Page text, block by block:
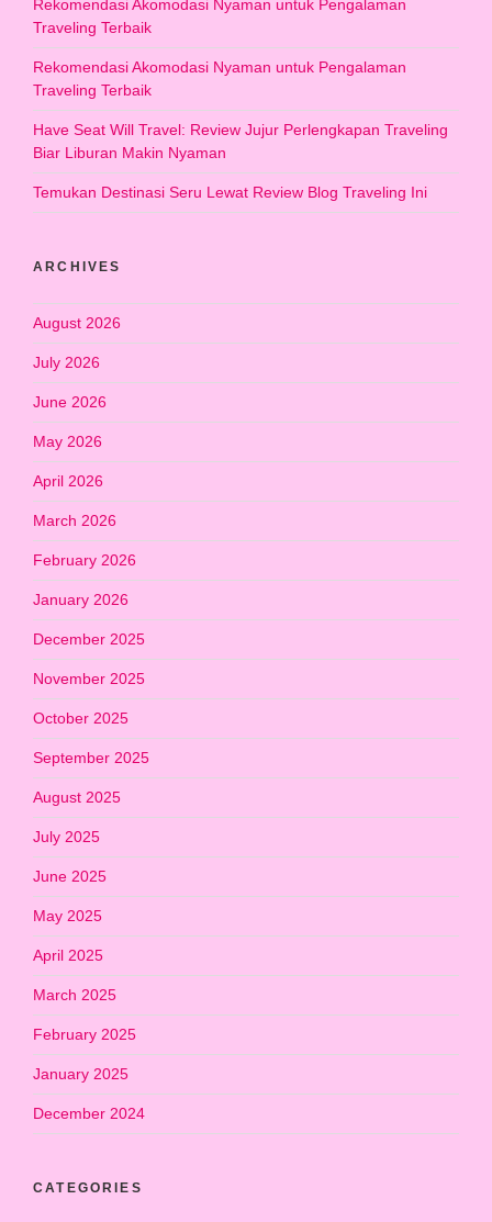
Rekomendasi Akomodasi Nyaman untuk Pengalaman
Traveling Terbaik
Rekomendasi Akomodasi Nyaman untuk Pengalaman
Traveling Terbaik
Have Seat Will Travel: Review Jujur Perlengkapan Traveling
Biar Liburan Makin Nyaman
Temukan Destinasi Seru Lewat Review Blog Traveling Ini
ARCHIVES
August 2026
July 2026
June 2026
May 2026
April 2026
March 2026
February 2026
January 2026
December 2025
November 2025
October 2025
September 2025
August 2025
July 2025
June 2025
May 2025
April 2025
March 2025
February 2025
January 2025
December 2024
CATEGORIES